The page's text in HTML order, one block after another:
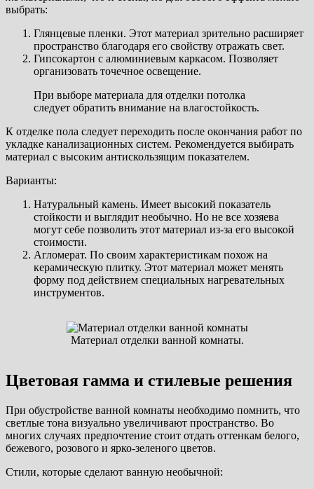
выбрать:
Глянцевые пленки. Этот материал зрительно расширяет
пространство благодаря его свойству отражать свет.
Гипсокартон с алюминиевым каркасом. Позволяет
организовать точечное освещение.
При выборе материала для отделки потолка
следует обратить внимание на влагостойкость.
К отделке пола следует переходить после окончания работ по
укладке канализационных систем. Рекомендуется выбирать
материал с высоким антискользящим показателем.
Варианты:
Натуральный камень. Имеет высокий показатель
стойкости и выглядит необычно. Но не все хозяева
могут себе позволить этот материал из-за его высокой
стоимости.
Агломерат. По своим характеристикам похож на
керамическую плитку. Этот материал может менять
форму под действием специальных нагревательных
инструментов.
Материал отделки ванной комнаты.
Цветовая гамма и стилевые решения
При обустройстве ванной комнаты необходимо помнить, что
светлые тона визуально увеличивают пространство. Во
многих случаях предпочтение стоит отдать оттенкам белого,
бежевого, розового и ярко-зеленого цветов.
Стили, которые сделают ванную необычной: